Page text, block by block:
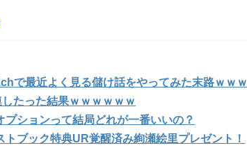
で最近よく見る儲け話をやってみた末路ｗｗｗ
たった結果ｗｗｗｗｗｗ
プションって結局どれが一番いいの？
トブック特典UR覚醒済み絢瀬絵里プレゼント！